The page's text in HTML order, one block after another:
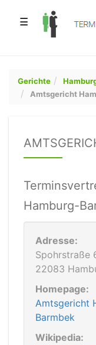
☰
Gerichte
Amtsgericht
Hamburg-
Adresse:
Spohrstraße
22083
Homepage:
Amtsgericht
Barmbek
Wikipedia: